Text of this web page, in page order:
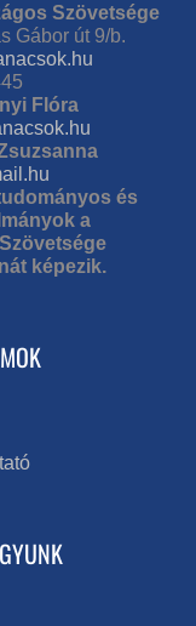
Szövetsége
Gábor út 9/b.
Flóra
és
a
képezik.